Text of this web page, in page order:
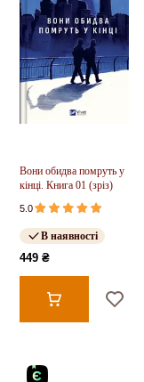
Вони обидва помруть у
кінці. Книга 01 (зріз)
5.0
В наявності
449 ₴